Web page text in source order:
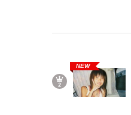
NEW